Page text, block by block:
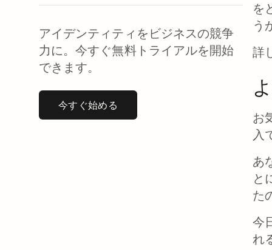
アイデンティティをビジネスの競争
力に。今すぐ無料トライアルを開始
できます。
今すぐ始める新しいタブで開く
を
う
詳
お
入
あ
と
た
今
れ